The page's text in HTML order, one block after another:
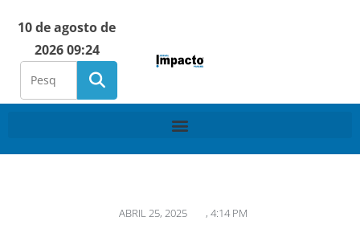
10 de agosto de
2026 09:24
ABRIL 25, 2025 , 4:14 PM